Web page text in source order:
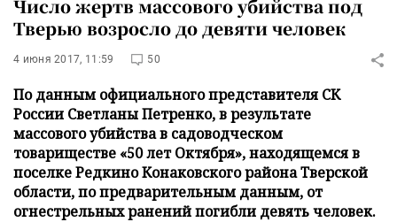
Число жертв массового убийства под
Тверью возросло до девяти человек
4 июня 2017, 11:59 50
По данным официального представителя СК
России Светланы Петренко, в результате
массового убийства в садоводческом
товариществе «50 лет Октября», находящемся в
поселке Редкино Конаковского района Тверской
области, по предварительным данным, от
огнестрельных ранений погибли девять человек.